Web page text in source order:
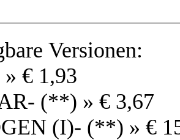
Versionen:
(**) » € 1,93
-PAAR- (**) » € 3,67
-BOGEN (I)- (**) » €